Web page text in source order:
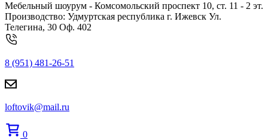
Мебельный шоурум - Комсомольский проспект 10, ст. 11 - 2 эт.
Производство: Удмуртская республика г. Ижевск Ул.
Телегина, 30 Оф. 402
8 (951) 481-26-51
loftovik@mail.ru
0